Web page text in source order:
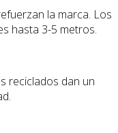
la marca. Los
hasta 3-5 metros.
reciclados dan un